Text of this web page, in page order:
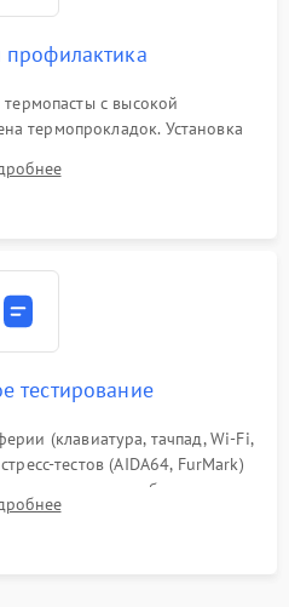
с высокой
термопрокладок. Установка
Предварительная
тестирование
(клавиатура, тачпад, Wi-Fi,
тестов (AIDA64, FurMark)
режима и стабильности
нагрузкой.